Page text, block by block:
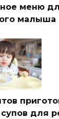
меню
малыша
для